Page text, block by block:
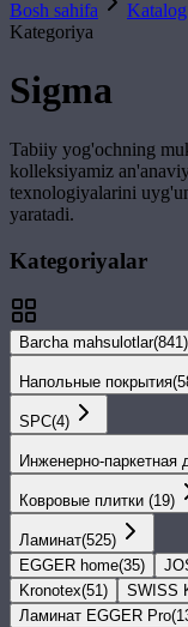
Bosh sahifa Katalog
Kategoriya
Sigma
Tabiiy yog'ochning
kolleksiyamiz
texnologiyalarini
yaratadi.
Kategoriyalar
Barcha mahsulotlar(841)
Напольные покрытия(
SPС(4)
Инженерно-паркетная
Ковровые плитки (19)
Ламинат(525)
EGGER home(35)
Kronotex(51) SWISS
Ламинат EGGER Pro(